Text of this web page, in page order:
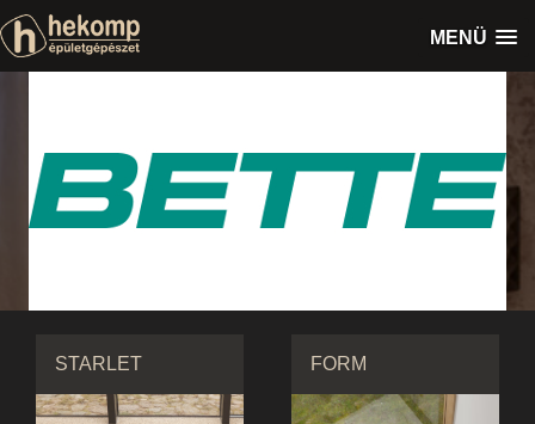
MENÜ
STARLET FORM